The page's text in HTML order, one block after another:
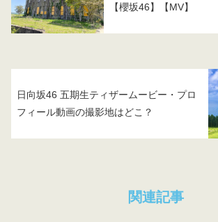
【櫻坂46】【MV】
日向坂46 五期生ティザームービー・プロ
フィール動画の撮影地はどこ？
関連記事